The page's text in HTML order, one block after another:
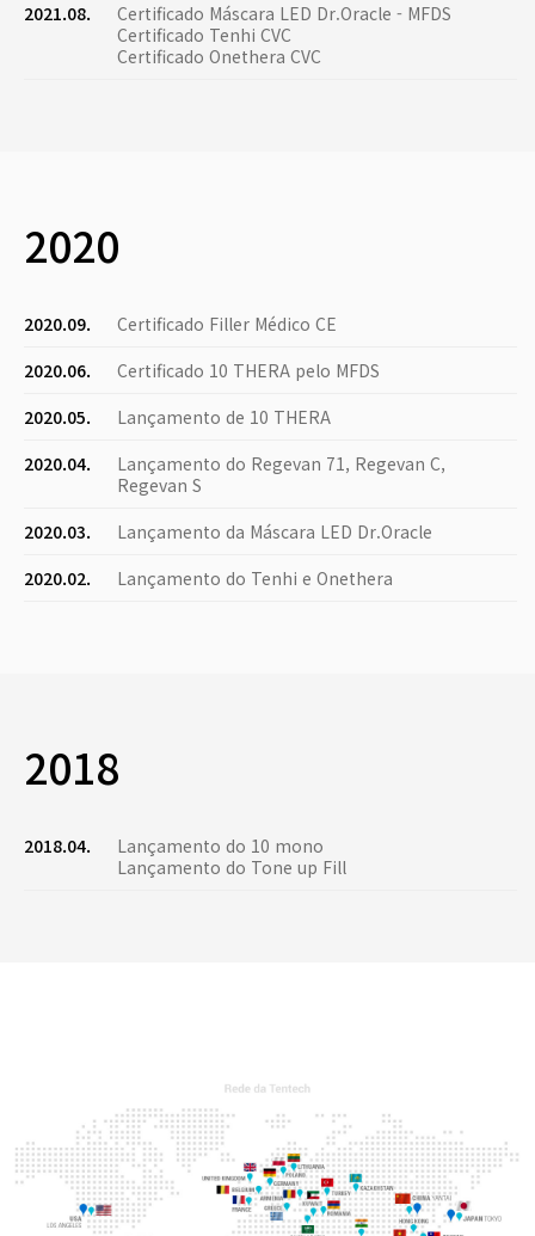
2021.08.
Certificado Máscara LED Dr.Oracle - MFDS
Certificado Tenhi CVC
Certificado Onethera CVC
2020
2020.09.
Certificado Filler Médico CE
2020.06.
Certificado 10 THERA pelo MFDS
2020.05.
Lançamento de 10 THERA
2020.04.
Lançamento do Regevan 71, Regevan C,
Regevan S
2020.03.
Lançamento da Máscara LED Dr.Oracle
2020.02.
Lançamento do Tenhi e Onethera
2018
2018.04.
Lançamento do 10 mono
Lançamento do Tone up Fill